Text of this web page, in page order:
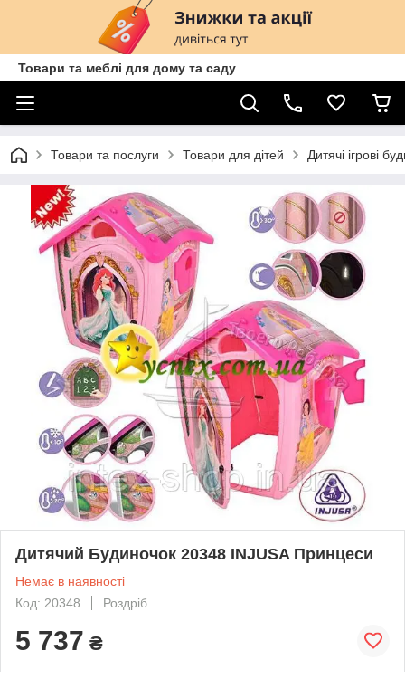
Товари та меблі для дому та саду
Товари та послуги Товари для дітей Дитячі ігрові
Дитячий Будиночок 20348 INJUSA Принцеси
Немає в наявності
Код: 20348
Роздріб
5 737 ₴